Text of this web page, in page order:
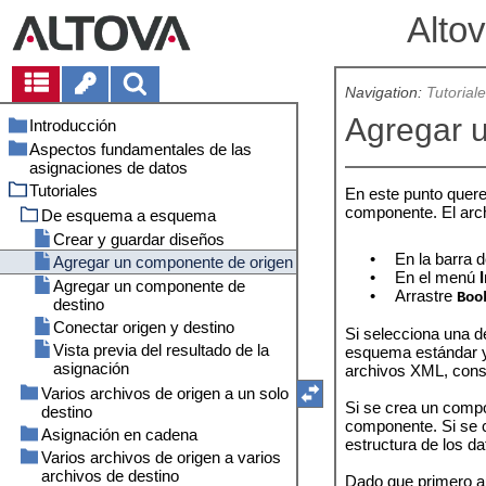
Introducción
Novedades
Versión 2026
Versión 2025
Versión 2024
Versión 2023
Versión 2022
¿Qué es MapForce?
Asignación: origen y destino
Tipos de asignaciones
Lenguajes de transformación
Integración con productos Altova
Interfaz del usuario
Barras de herramientas
Ventanas
Ventana Mensajes
Paneles
Aspectos fundamentales de las
asignaciones de datos
Componentes
Agregar componentes
Aspectos básicos
Rutas de acceso de archivos
Rutas de acceso absolutas y
relativas
Rutas de acceso según el
entorno de ejecución
Conexiones
Tipos de conexión
Conexiones basadas en el
origen
Conexiones de secundarios
equivalentes
Conexiones de copia total
Configuración de la conexión
Menú contextual de las
conexiones
Conexiones defectuosas
Conservar conexiones tras
eliminación de componentes
Procedimientos y funciones
generales
Validación
Generación de código
Características de la vista Texto
Búsquedas en la vista Texto
Configuración de la asignación
Reglas y estrategias básicas
Secuencias
Contexto y orden de
procesamiento
Contexto primario
Contexto de prioridad
Ejemplo: filtrar con el contexto
de prioridad
Varios componentes de destino
Proyectos
Aspectos básicos de un proyecto
Configuración de proyectos
Carpetas de proyecto
Tutoriales
De esquema a esquema
Crear y guardar diseños
Agregar un componente de origen
Agregar un componente de
destino
Conectar origen y destino
Vista previa del resultado de la
asignación
Varios archivos de origen a un solo
destino
Preparar el diseño de la
asignación
Agregar segundo archivo de
Asignación en cadena
Preparar el diseño de la
asignación
Varios archivos de origen a varios
archivos de destino
Navigation:
Agregar
En este punto
componente. El
• En la barra
•
En el menú
•
Arrastre
Si selecciona una
esquema estándar
archivos XML,
Si se crea un
componente. Si se
estructura de los
Dado que primero